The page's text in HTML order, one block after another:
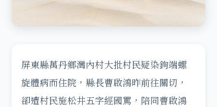
屏東縣萬丹鄉灣內村大批村民疑染鉤端螺
旋體病而住院，縣長曹啟鴻昨前往關切，
卻遭村民施松井五字經國罵，陪同曹啟鴻